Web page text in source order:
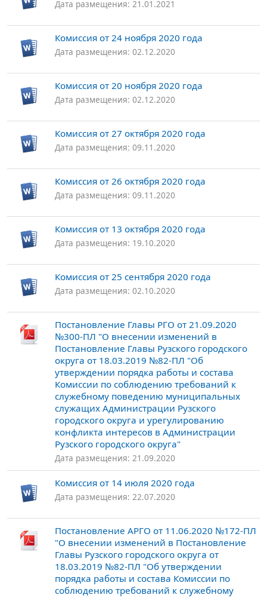
Дата размещения: 21.01.2021
Комиссия от 24 ноября 2020 года
Дата размещения: 02.12.2020
Комиссия от 20 ноября 2020 года
Дата размещения: 02.12.2020
Комиссия от 27 октября 2020 года
Дата размещения: 09.11.2020
Комиссия от 26 октября 2020 года
Дата размещения: 09.11.2020
Комиссия от 13 октября 2020 года
Дата размещения: 19.10.2020
Комиссия от 25 сентября 2020 года
Дата размещения: 02.10.2020
Постановление Главы РГО от 21.09.2020
№300-ПЛ "О внесении изменений в
Постановление Главы Рузского городского
округа от 18.03.2019 №82-ПЛ "Об
утверждении порядка работы и состава
Комиссии по соблюдению требований к
служебному поведению муниципальных
служащих Администрации Рузского
городского округа и урегулированию
конфликта интересов в Администрации
Рузского городского округа"
Дата размещения: 21.09.2020
Комиссия от 14 июля 2020 года
Дата размещения: 22.07.2020
Постановление АРГО от 11.06.2020 №172-ПЛ
"О внесении изменений в Постановление
Главы Рузского городского округа от
18.03.2019 №82-ПЛ "Об утверждении
порядка работы и состава Комиссии по
соблюдению требований к служебному